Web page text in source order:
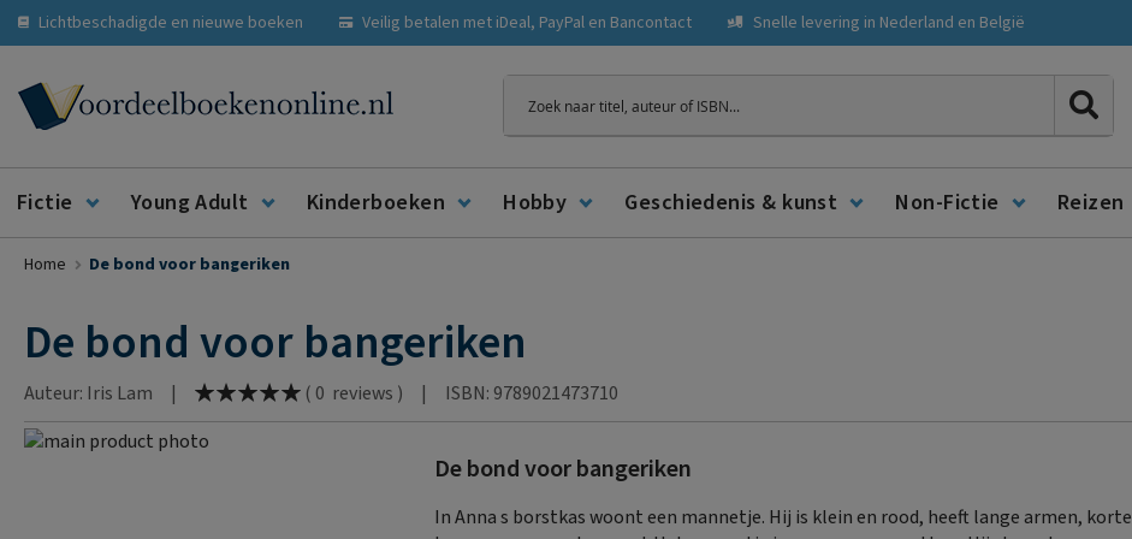
Lichtbeschadigde en nieuwe boeken Veilig betalen met iDeal, PayPal en Bancontact Snelle levering in Nederland en België
Zoeken
Fictie Young Adult Kinderboeken Hobby Geschiedenis & kunst Non-Fictie Reizen
Home De bond voor bangeriken
De bond voor bangeriken
Auteur: Iris Lam |
Waardering:
% of100
( 0 reviews ) |
ISBN: 9789021473710
Ga
De bond voor bangeriken
In Anna s borstkas woont een mannetje. Hij is klein en rood, heeft lange armen, korte